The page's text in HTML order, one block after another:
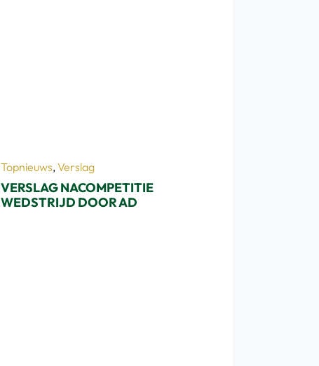
Topnieuws,Verslag
VERSLAG NACOMPETITIE
WEDSTRIJD DOOR AD